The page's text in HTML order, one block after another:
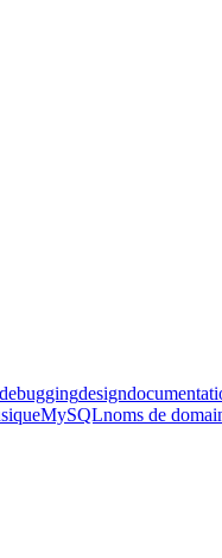
debuggingdesign
MySQLnoms de